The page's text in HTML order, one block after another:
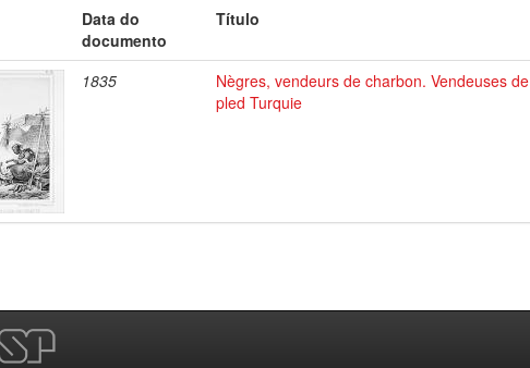
Data do
documento
Título
1835
Nègres, vendeurs de charbon. Vendeuses de
pled Turquie